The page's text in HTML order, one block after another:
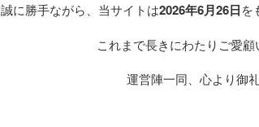
誠に勝手ながら、当サイトは2026年6月26日を
これまで長きにわたりご愛顧
運営陣一同、心より御